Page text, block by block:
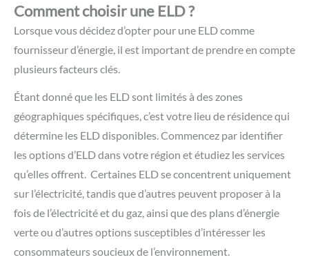
Comment choisir une ELD ?
Lorsque vous décidez d’opter pour une ELD comme
fournisseur d’énergie, il est important de prendre en compte
plusieurs facteurs clés.
Étant donné que les ELD sont limités à des zones
géographiques spécifiques, c’est votre lieu de résidence qui
détermine les ELD disponibles. Commencez par identifier
les options d’ELD dans votre région et étudiez les services
qu’elles offrent. Certaines ELD se concentrent uniquement
sur l’électricité, tandis que d’autres peuvent proposer à la
fois de l’électricité et du gaz, ainsi que des plans d’énergie
verte ou d’autres options susceptibles d’intéresser les
consommateurs soucieux de l’environnement.